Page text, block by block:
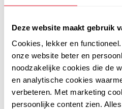
Deze website maakt gebruik
Cookies, lekker en
onze website beter en
noodzakelijke cookies die de
en analytische cookies
verbeteren. Met marketing
persoonlijke content zien.